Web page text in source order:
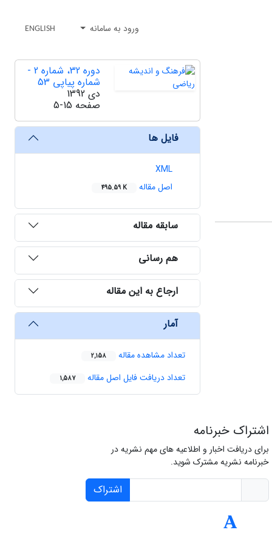
ورود به سامانه ENGLISH
دوره 32، شماره 2 -
شماره پیاپی 53
دی 1392
صفحه 5-15
فایل ها
XML
اصل مقاله
495.59 K
سابقه مقاله
هم رسانی
ارجاع به این مقاله
آمار
تعداد مشاهده مقاله 2,158
تعداد دریافت فایل اصل مقاله 1,587
اشتراک خبرنامه
برای دریافت اخبار و اطلاعیه های مهم نشریه در
خبرنامه نشریه مشترک شوید.
اشتراک